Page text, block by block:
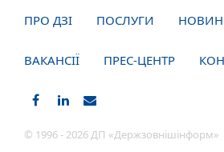
ПРО ДЗІ ПОСЛУГИ
ВАКАНСІЇ ПРЕС-ЦЕНТР
© 1996 - 2026 ДП «Держзовнішінформ»